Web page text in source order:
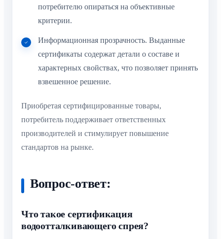
потребителю опираться на объективные
критерии.
Информационная прозрачность. Выданные
сертификаты содержат детали о составе и
характерных свойствах, что позволяет принять
взвешенное решение.
Приобретая сертифицированные товары,
потребитель поддерживает ответственных
производителей и стимулирует повышение
стандартов на рынке.
Вопрос-ответ:
Что такое сертификация
водоотталкивающего спрея?